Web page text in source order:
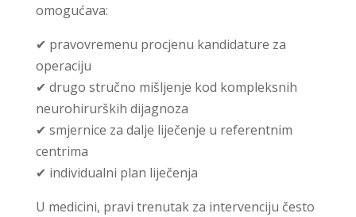
omogućava:
✔ pravovremenu procjenu kandidature za
operaciju
✔ drugo stručno mišljenje kod kompleksnih
neurohirurških dijagnoza
✔ smjernice za dalje liječenje u referentnim
centrima
✔ individualni plan liječenja
U medicini, pravi trenutak za intervenciju često